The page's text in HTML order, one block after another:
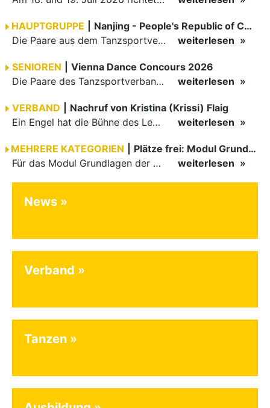
HAUPTGRUPPE
Nanjing - People's Republic of China
Die Paare aus dem Tanzsportverband Baden-Württemberg (TBW) haben beim hochklassig besetzten WDSF GrandSlam im chinesischen Nanjing wieder einmal auf internationalem Top-Niveau geglänzt. Das…
weiterlesen
SENIOREN
Vienna Dance Concours 2026
Die Paare des Tanzsportverbandes Baden-Württemberg (TBW) glänzten auf dem internationalen Parkett des Vienna Dance Concourse 2026 im Wiener Rathaus mit hervorragenden Platzierungen Ergebnisse unter: …
weiterlesen
VERBAND
Nachruf von Kristina (Krissi) Flaig
Ein Engel hat die Bühne des Lebens verlassen. Viel zu früh, plötzlich und für uns alle unfassbar, wurde unsere geliebte Kristina (Krissi) Flaig im Alter von 36 Jahren aus dem Leben gerissen. Das Tanzen…
weiterlesen
MEHRERE KATEGORIEN
Plätze frei: Modul Grundlagen
Für das Modul Grundlagen der Breitensportausbildung vom 10. bis 13. September an der Landessportschule Albstadt sind noch Plätze frei. Das Modul kann auch für den Lizenzerhalt (30 LE fachlich) genutzt…
weiterlesen
News
Verband
Tanzen